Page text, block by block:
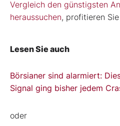
Vergleich den günstigsten
heraussuchen, profitieren
Lesen Sie auch
Börsianer sind alarmiert:
Signal ging bisher jedem
oder